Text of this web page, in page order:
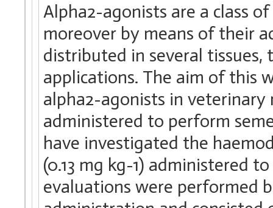
Alpha2-agonists are a class
moreover by means of their
distributed in several
applications. The aim of this
alpha2-agonists in veterinary
administered to perform
have investigated the
(0.13 mg kg-1) administered
evaluations were performed